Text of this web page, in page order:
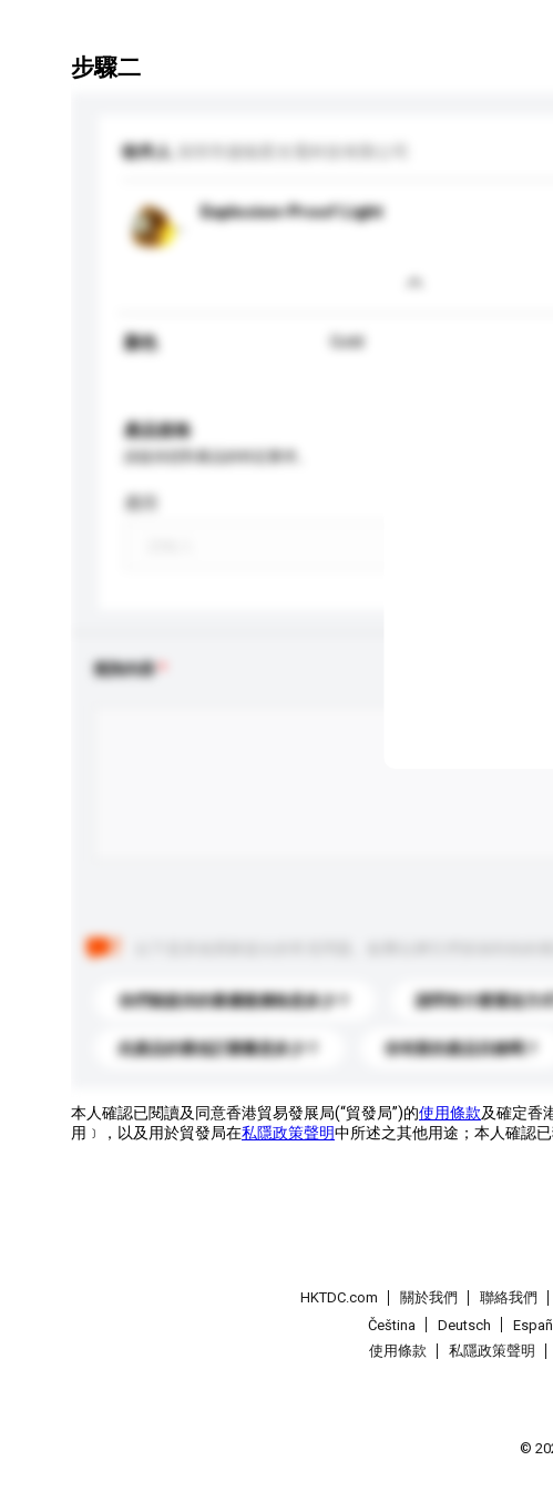
步驟二
收件人
Explosion-Proof Light
顏色 Gold
產品規格
查詢內容
你們能提供的最優惠價格是多少？ 請問有什麼運送方
此產品的最低訂購量是多少？ 你有新的產品目錄嗎？
本人確認已閱讀及同意香港貿易發展局(“貿發局”)的使用條款及確定香
用﹞，以及用於貿發局在私隱政策聲明中所述之其他用途；本人確認
HKTDC.com 關於我們 聯絡我們
Čeština
Deutsch
使用條款
私隱政策聲明
©